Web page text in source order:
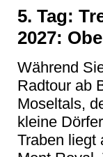
5. Tag:
2027:
Während
Radtour ab
Moseltals,
kleine
Traben liegt